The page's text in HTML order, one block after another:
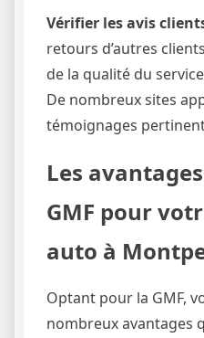
Vérifier les avis
retours d’autres
de la qualité du
De nombreux sites
témoignages
Les
GMF pour
auto à
Optant pour la GMF,
nombreux avantages